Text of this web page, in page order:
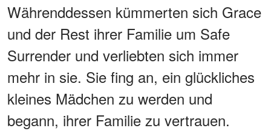
Währenddessen kümmerten sich Grace
und der Rest ihrer Familie um Safe
Surrender und verliebten sich immer
mehr in sie. Sie fing an, ein glückliches
kleines Mädchen zu werden und
begann, ihrer Familie zu vertrauen.